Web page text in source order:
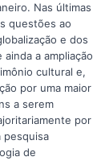
Nas últimas
questões ao
e dos
a ampliação
cultural e,
por uma maior
a serem
por
pesquisa
de